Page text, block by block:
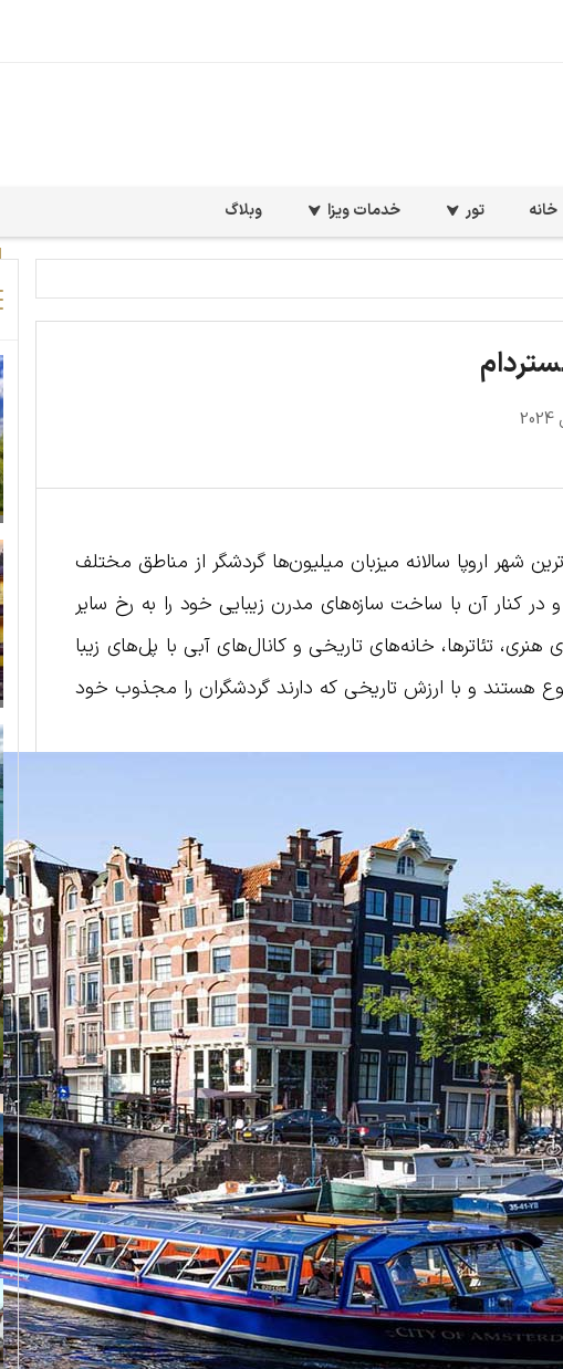
خانه تور خدمات ویزا وبلاگ
شهر اروپا سالانه میزبان میلیون‌ها گردشگر از مناطق مختلف
کنار آن با ساخت سازه‌های مدرن زیبایی خود را به رخ سایر
تئاترها، خانه‌های تاریخی و کانال‌های آبی با پل‌های زیبا
هستند و با ارزش تاریخی که دارند گردشگران را مجذوب خود